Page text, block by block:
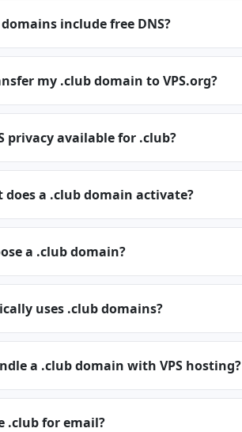
include free DNS?
my .club domain to VPS.org?
privacy available for .club?
does a .club domain activate?
a .club domain?
uses .club domains?
a .club domain with VPS hosting?
.club for email?